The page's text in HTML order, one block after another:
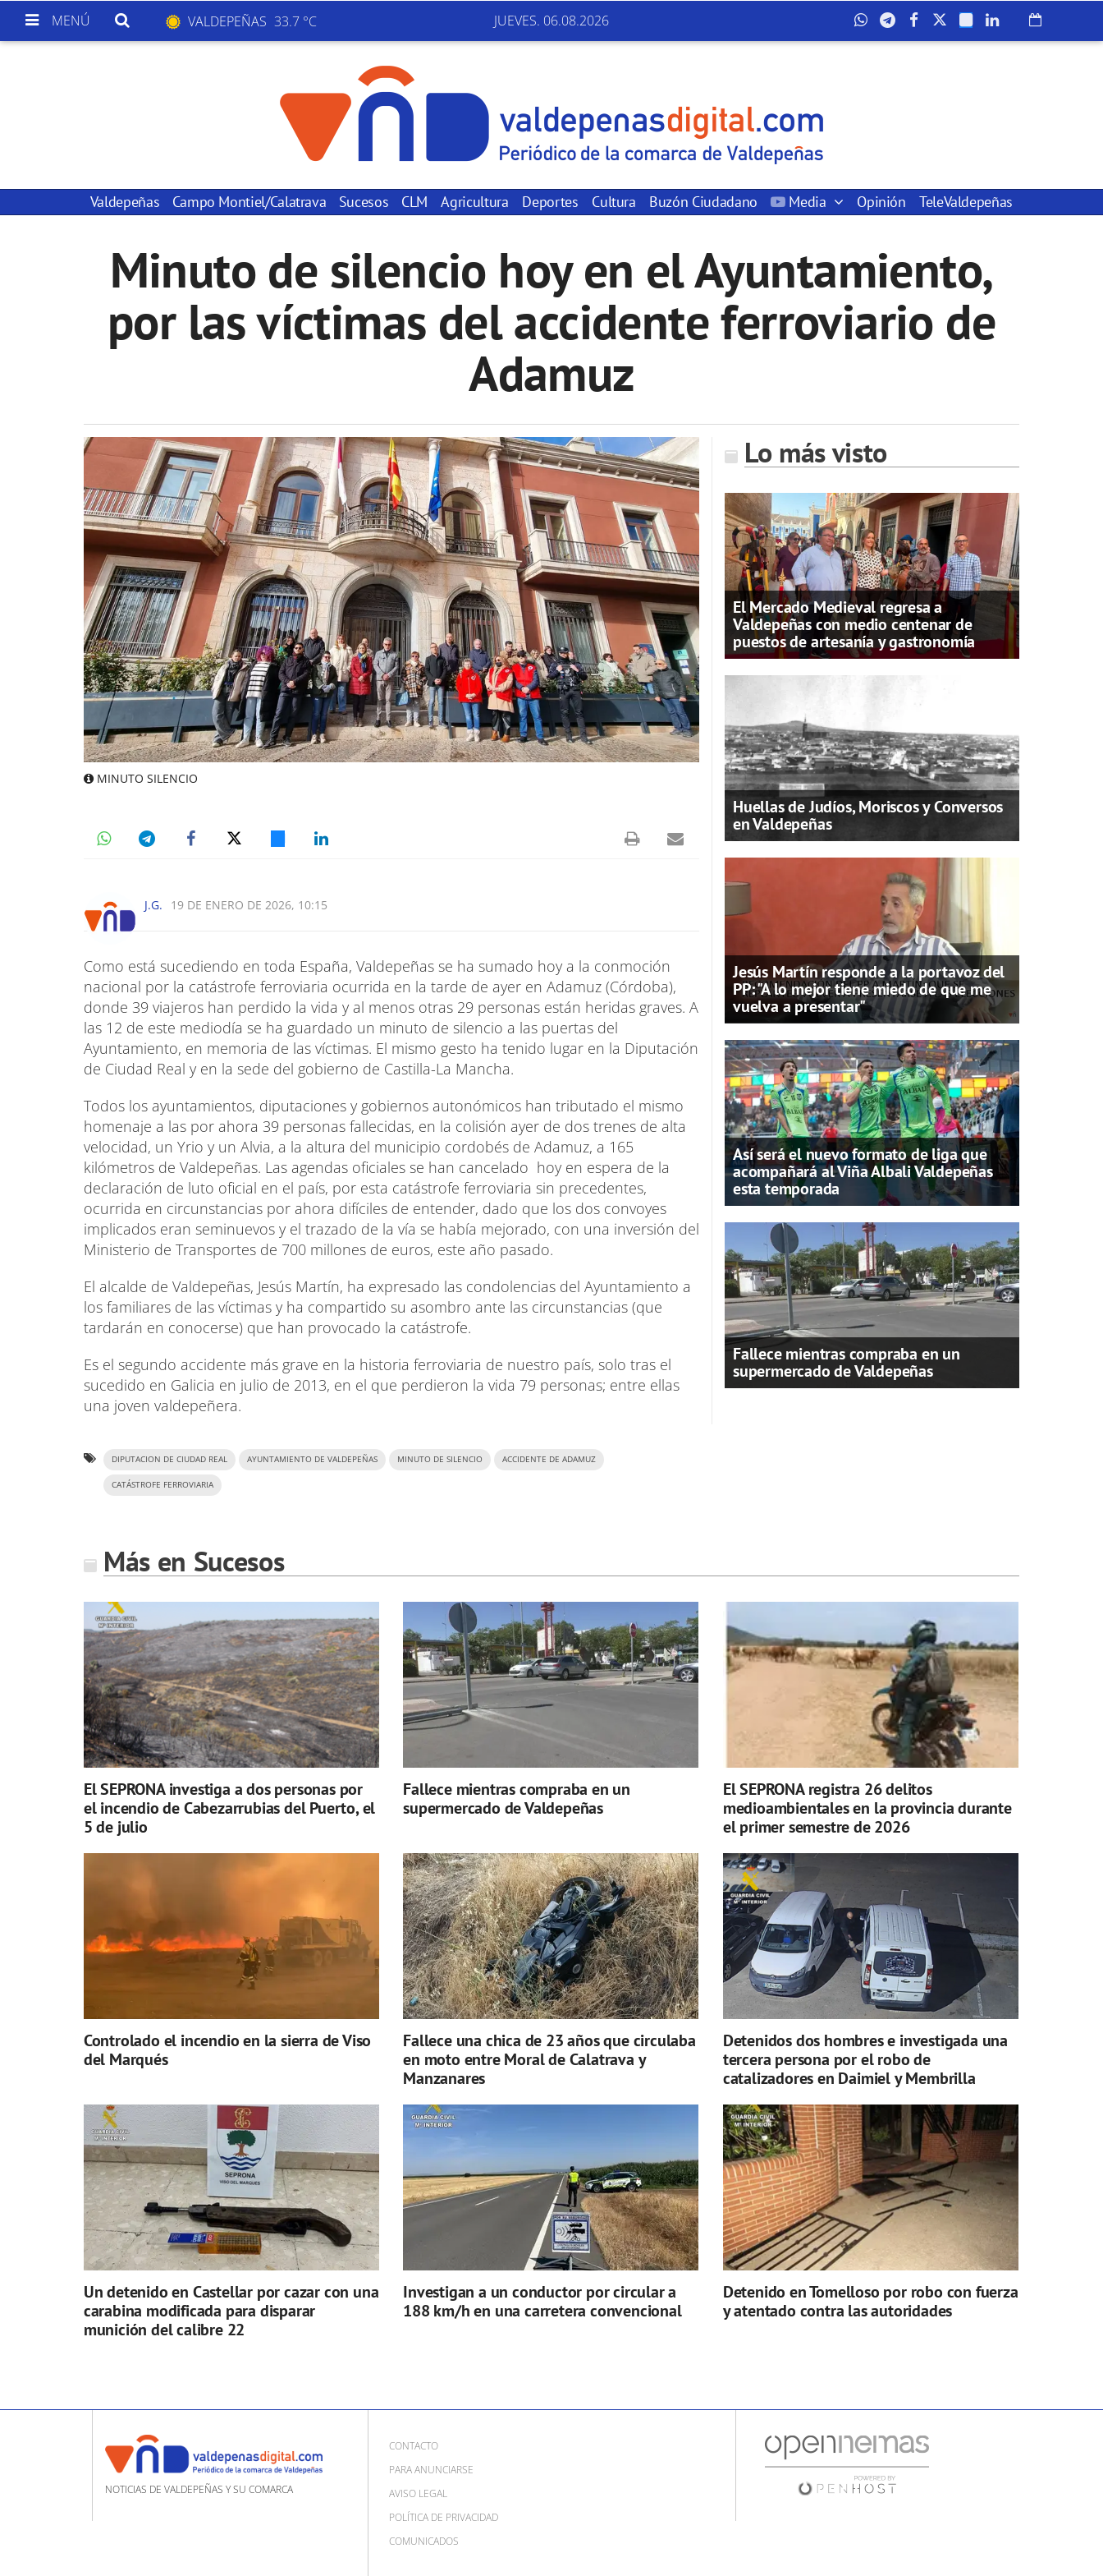
MENÚ VALDEPEÑAS 33.7 °C JUEVES. 06.08.2026
Valdepeñas Campo Montiel/Calatrava Sucesos CLM Agricultura Deportes Cultura Buzón Ciudadano Media Opinión TeleValdepeñas
Minuto de silencio hoy en el Ayuntamiento,
por las víctimas del accidente ferroviario de
Adamuz
MINUTO SILENCIO
J.G. 19 DE ENERO DE 2026, 10:15
Como está sucediendo en toda España, Valdepeñas se ha sumado hoy a la conmoción
nacional por la catástrofe ferroviaria ocurrida en la tarde de ayer en Adamuz (Córdoba),
donde 39 viajeros han perdido la vida y al menos otras 29 personas están heridas graves. A
las 12 de este mediodía se ha guardado un minuto de silencio a las puertas del
Ayuntamiento, en memoria de las víctimas. El mismo gesto ha tenido lugar en la Diputación
de Ciudad Real y en la sede del gobierno de Castilla-La Mancha.
Todos los ayuntamientos, diputaciones y gobiernos autonómicos han tributado el mismo
homenaje a las por ahora 39 personas fallecidas, en la colisión ayer de dos trenes de alta
velocidad, un Yrio y un Alvia, a la altura del municipio cordobés de Adamuz, a 165
kilómetros de Valdepeñas. Las agendas oficiales se han cancelado hoy en espera de la
declaración de luto oficial en el país, por esta catástrofe ferroviaria sin precedentes,
ocurrida en circunstancias por ahora difíciles de entender, dado que los dos convoyes
implicados eran seminuevos y el trazado de la vía se había mejorado, con una inversión del
Ministerio de Transportes de 700 millones de euros, este año pasado.
El alcalde de Valdepeñas, Jesús Martín, ha expresado las condolencias del Ayuntamiento a
los familiares de las víctimas y ha compartido su asombro ante las circunstancias (que
tardarán en conocerse) que han provocado la catástrofe.
Es el segundo accidente más grave en la historia ferroviaria de nuestro país, solo tras el
sucedido en Galicia en julio de 2013, en el que perdieron la vida 79 personas; entre ellas
una joven valdepeñera.
DIPUTACION DE CIUDAD REAL AYUNTAMIENTO DE VALDEPEÑAS MINUTO DE SILENCIO ACCIDENTE DE ADAMUZ
CATÁSTROFE FERROVIARIA
Lo más visto
El Mercado Medieval regresa a
Valdepeñas con medio centenar de
puestos de artesanía y gastronomía
Huellas de Judíos, Moriscos y Conversos
en Valdepeñas
Jesús Martín responde a la portavoz del
PP: "A lo mejor tiene miedo de que me
vuelva a presentar"
Así será el nuevo formato de liga que
acompañará al Viña Albali Valdepeñas
esta temporada
Fallece mientras compraba en un
supermercado de Valdepeñas
Más en Sucesos
El SEPRONA investiga a dos personas por
el incendio de Cabezarrubias del Puerto, el
5 de julio
Fallece mientras compraba en un
supermercado de Valdepeñas
El SEPRONA registra 26 delitos
medioambientales en la provincia durante
el primer semestre de 2026
Controlado el incendio en la sierra de Viso
del Marqués
Fallece una chica de 23 años que circulaba
en moto entre Moral de Calatrava y
Manzanares
Detenidos dos hombres e investigada una
tercera persona por el robo de
catalizadores en Daimiel y Membrilla
Un detenido en Castellar por cazar con una
carabina modificada para disparar
munición del calibre 22
Investigan a un conductor por circular a
188 km/h en una carretera convencional
Detenido en Tomelloso por robo con fuerza
y atentado contra las autoridades
NOTICIAS DE VALDEPEÑAS Y SU COMARCA
CONTACTO
PARA ANUNCIARSE
AVISO LEGAL
POLÍTICA DE PRIVACIDAD
COMUNICADOS